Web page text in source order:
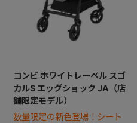
コンビ ホワイトレーベル スゴ
カルS エッグショック JA（店
舗限定モデル）
数量限定の新色登場！シート